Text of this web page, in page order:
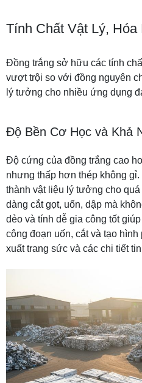
Tính Chất Vật Lý,
Đồng trắng sở hữu các tính
vượt trội so với đồng nguyên
lý tưởng cho nhiều ứng dụng
Độ Bền Cơ Học và Khả
Độ cứng của đồng trắng cao
nhưng thấp hơn thép không
thành vật liệu lý tưởng cho
dàng cắt gọt, uốn, dập mà
dẻo và tính dễ gia công tốt
công đoạn uốn, cắt và tạo
xuất trang sức và các chi tiết